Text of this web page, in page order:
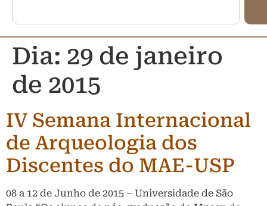
Dia: 29 de janeiro
de 2015
IV Semana Internacional
de Arqueologia dos
Discentes do MAE-USP
08 a 12 de Junho de 2015 – Universidade de São